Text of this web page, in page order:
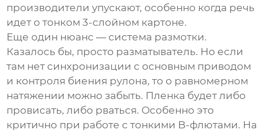
производители упускают, особенно когда речь
идет о тонком 3-слойном картоне.
Еще один нюанс — система размотки.
Казалось бы, просто разматыватель. Но если
там нет синхронизации с основным приводом
и контроля биения рулона, то о равномерном
натяжении можно забыть. Пленка будет либо
провисать, либо рваться. Особенно это
критично при работе с тонкими B-флютами. На